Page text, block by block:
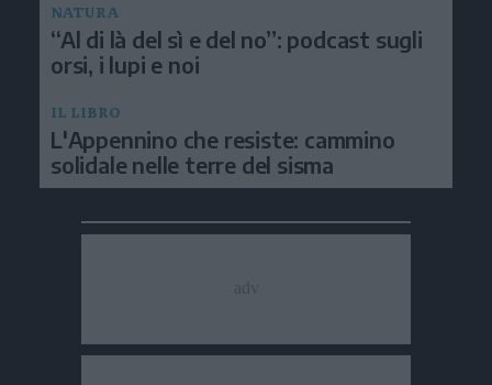
NATURA
“Al di là del sì e del no”: podcast sugli
orsi, i lupi e noi
IL LIBRO
L'Appennino che resiste: cammino
solidale nelle terre del sisma